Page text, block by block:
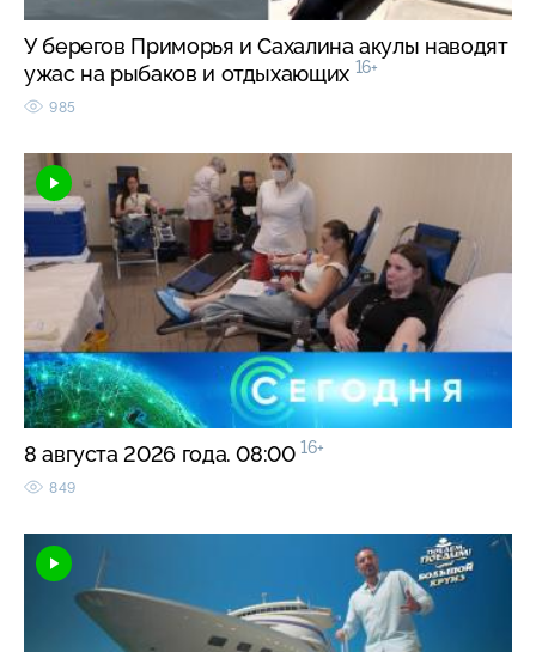
У берегов Приморья и Сахалина акулы наводят
ужас на рыбаков и отдыхающих 16+
985
8 августа 2026 года. 08:00 16+
849